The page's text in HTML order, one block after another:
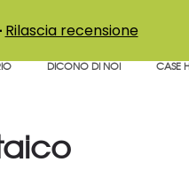
DICONO DI NOI CASE
Rilascia recensione